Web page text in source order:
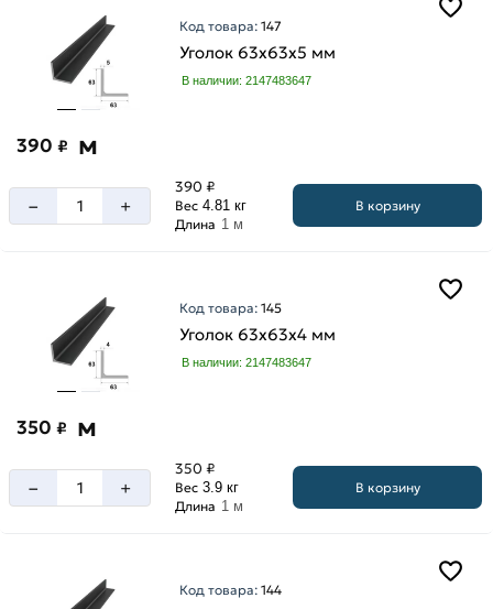
Код товара:147
Уголок 63х63х5 мм
В наличии: 2147483647
390 ₽ м
– +
390 ₽
Вес 4.81 кг
Длина 1 м
В корзину
Код товара:145
Уголок 63х63х4 мм
В наличии: 2147483647
350 ₽ м
– +
350 ₽
Вес 3.9 кг
Длина 1 м
В корзину
Код товара:144